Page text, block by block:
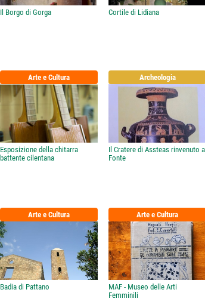
Il Borgo di Gorga Cortile di Lidiana
Arte e Cultura
Esposizione della chitarra
battente cilentana
Archeologia
Il Cratere di Assteas rinvenuto a
Fonte
Arte e Cultura
Badia di Pattano
Arte e Cultura
MAF - Museo delle Arti
Femminili